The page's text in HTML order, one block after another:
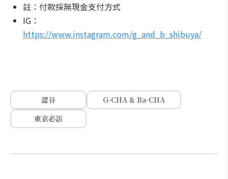
註：付款採無現金支付方式
IG：
https://www.instagram.com/g_and_b_shibuya/
澀谷
G-CHA & Ba-CHA
東京必訪